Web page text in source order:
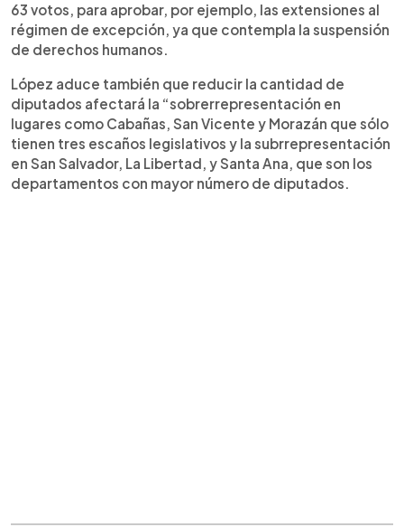
63 votos, para aprobar, por ejemplo, las extensiones al
régimen de excepción, ya que contempla la suspensión
de derechos humanos.
López aduce también que reducir la cantidad de
diputados afectará la “sobrerrepresentación en
lugares como Cabañas, San Vicente y Morazán que sólo
tienen tres escaños legislativos y la subrrepresentación
en San Salvador, La Libertad, y Santa Ana, que son los
departamentos con mayor número de diputados.